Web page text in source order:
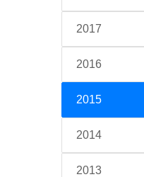
2017
2016
2015
2014
2013